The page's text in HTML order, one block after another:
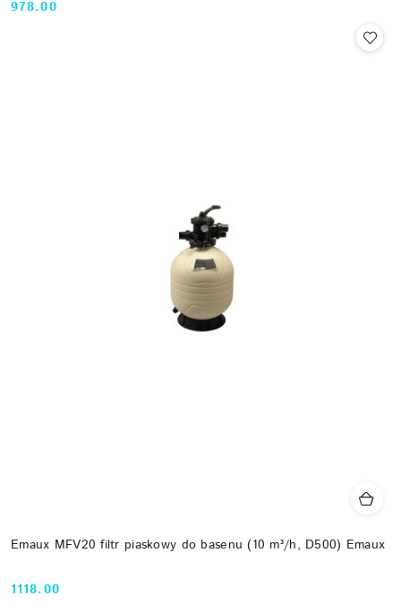
Cena:
978.00
Emaux MFV20 filtr piaskowy do basenu (10 m³/h, D500) Emaux
Cena:
1118.00